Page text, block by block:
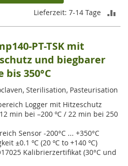
Lieferzeit: 7-14 Tage
PT-TSK mit
und biegbarer
bis 350°C
Sterilisation, Pasteurisation
Logger mit Hitzeschutz
min bei –200 ºC / 22 min bei 250
Sensor -200°C ... +350°C
±0.1 ºC (20 ºC to +140 ºC)
Kalibrierzertifikat (30°C und